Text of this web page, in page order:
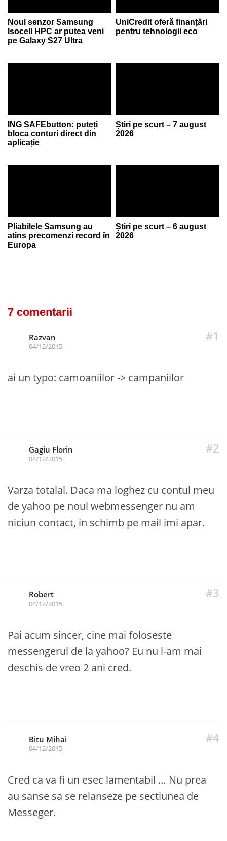
Noul senzor Samsung
Isocell HPC ar putea veni
pe Galaxy S27 Ultra
UniCredit oferă finanțări
pentru tehnologii eco
ING SAFEbutton: puteți
bloca conturi direct din
aplicație
Știri pe scurt – 7 august
2026
Pliabilele Samsung au
atins precomenzi record în
Europa
Știri pe scurt – 6 august
2026
7 comentarii
#1
Razvan
04/12/2015
ai un typo: camoaniilor -> campaniilor
#2
Gagiu Florin
04/12/2015
Varza totalal. Daca ma loghez cu contul meu
de yahoo pe noul webmessenger nu am
niciun contact, in schimb pe mail imi apar.
#3
Robert
04/12/2015
Pai acum sincer, cine mai foloseste
messengerul de la yahoo? Eu nu l-am mai
deschis de vreo 2 ani cred.
#4
Bitu Mihai
04/12/2015
Cred ca va fi un esec lamentabil … Nu prea
au sanse sa se relanseze pe sectiunea de
Messeger.